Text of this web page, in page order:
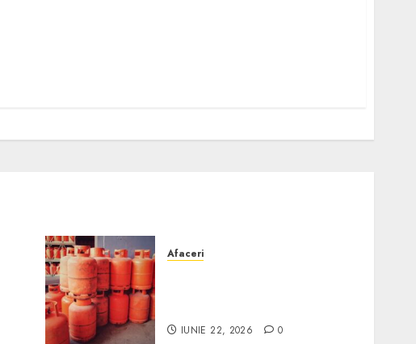
Afaceri
IUNIE 22, 2026 0